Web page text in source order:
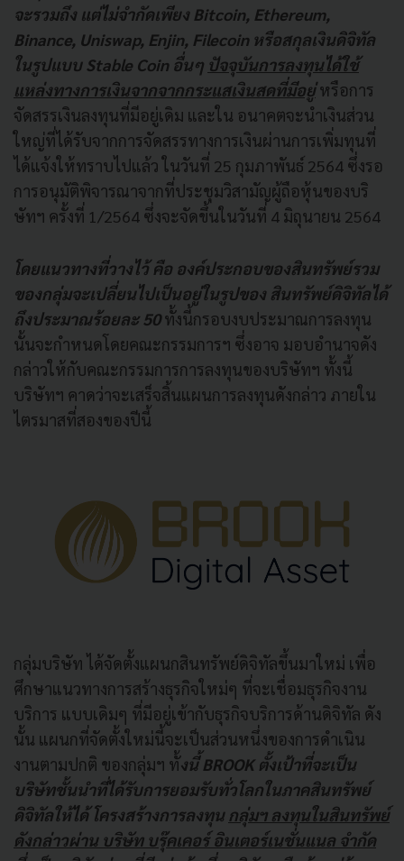
จะรวมถึง แต่ไม่จํากัดเพียง Bitcoin, Ethereum,
Binance, Uniswap, Enjin, Filecoin หรือสกุลเงินดิจิทัล
ในรูปแบบ Stable Coin อื่นๆ ปัจจุบันการลงทุนได้ใช้
แหล่งทางการเงินจากจากกระแสเงินสดที่มีอยู่หรือการ
จัดสรรเงินลงทุนที่มีอยู่เดิม และใน อนาคตจะนําเงินส่วน
ใหญ่ที่ได้รับจากการจัดสรรทางการเงินผ่านการเพิ่มทุนที่
ได้แจ้งให้ทราบไปแล้ว ในวันที่ 25 กุมภาพันธ์ 2564 ซึ่งรอ
การอนุมัติพิจารณาจากที่ประชุมวิสามัญผู้ถือหุ้นของบริ
ษัทฯ ครั้งที่ 1/2564 ซึ่งจะจัดขึ้นในวันที่ 4 มิถุนายน 2564
โดยแนวทางที่วางไว้ คือ องค์ประกอบของสินทรัพย์รวม
ของกลุ่มจะเปลี่ยนไปเป็นอยู่ในรูปของ สินทรัพย์ดิจิทัลได้
ถึงประมาณร้อยละ 50ทั้งนี้กรอบงบประมาณการลงทุน
นั้นจะกําหนดโดยคณะกรรมการฯ ซึ่งอาจ มอบอํานาจดัง
กล่าวให้กับคณะกรรมการการลงทุนของบริษัทฯ ทั้งนี้
บริษัทฯ คาดว่าจะเสร็จสิ้นแผนการลงทุนดังกล่าว ภายใน
ไตรมาสที่สองของปีนี้
กลุ่มบริษัท ได้จัดตั้งแผนกสินทรัพย์ดิจิทัลขึ้นมาใหม่ เพื่อ
ศึกษาแนวทางการสร้างธุรกิจใหม่ๆ ที่จะเชื่อมธุรกิจงาน
บริการ แบบเดิมๆ ที่มีอยู่เข้ากับธุรกิจบริการด้านดิจิทัล ดัง
นั้น แผนกที่จัดตั้งใหม่นี้จะเป็นส่วนหนึ่งของการดําเนิน
งานตามปกติ ของกลุ่มฯ ทั้งนี้ BROOK ตั้งเป้าที่จะเป็น
บริษัทชั้นนําที่ได้รับการยอมรับทั่วโลกในภาคสินทรัพย์
ดิจิทัลให้ได้ โครงสร้างการลงทุน กลุ่มฯ ลงทุนในสินทรัพย์
ดังกล่าวผ่าน บริษัท บรุ๊คเคอร์ อินเตอร์เนชั่นแนล จํากัด